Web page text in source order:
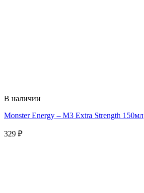
В наличии
Monster Energy – M3 Extra Strength 150мл
329 ₽